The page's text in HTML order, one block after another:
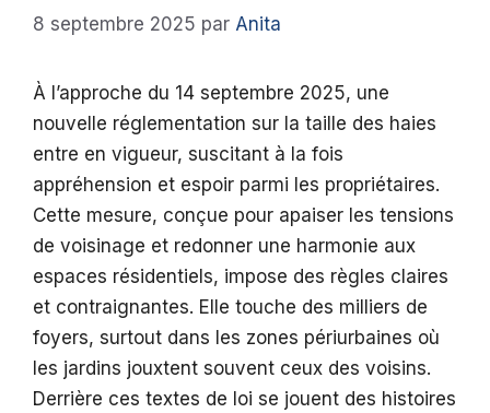
8 septembre 2025 par Anita
À l’approche du 14 septembre 2025, une
nouvelle réglementation sur la taille des haies
entre en vigueur, suscitant à la fois
appréhension et espoir parmi les propriétaires.
Cette mesure, conçue pour apaiser les tensions
de voisinage et redonner une harmonie aux
espaces résidentiels, impose des règles claires
et contraignantes. Elle touche des milliers de
foyers, surtout dans les zones périurbaines où
les jardins jouxtent souvent ceux des voisins.
Derrière ces textes de loi se jouent des histoires